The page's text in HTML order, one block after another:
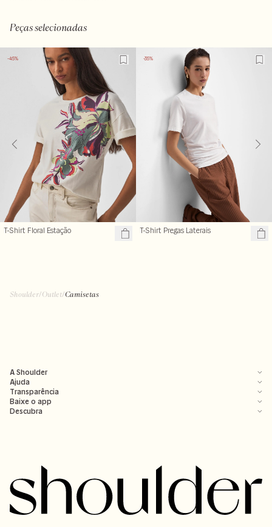
Peças selecionadas
-45%
T-Shirt Floral Estação
-35%
T-Shirt Pregas Laterais
Shoulder/Outlet/Camisetas
A Shoulder
Ajuda
Transparência
Baixe o app
Descubra